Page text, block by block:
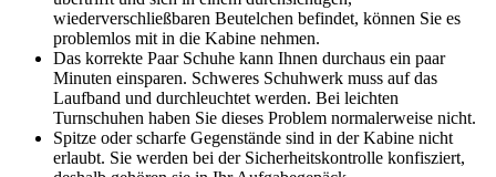
wiederverschließbaren Beutelchen befindet, können Sie es
problemlos mit in die Kabine nehmen.
Das korrekte Paar Schuhe kann Ihnen durchaus ein paar
Minuten einsparen. Schweres Schuhwerk muss auf das
Laufband und durchleuchtet werden. Bei leichten
Turnschuhen haben Sie dieses Problem normalerweise nicht.
Spitze oder scharfe Gegenstände sind in der Kabine nicht
erlaubt. Sie werden bei der Sicherheitskontrolle konfisziert,